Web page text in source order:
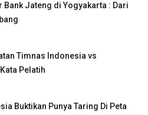
Bank Jateng di Yogyakarta : Dari
Timnas Indonesia vs
Pelatih
Buktikan Punya Taring Di Peta